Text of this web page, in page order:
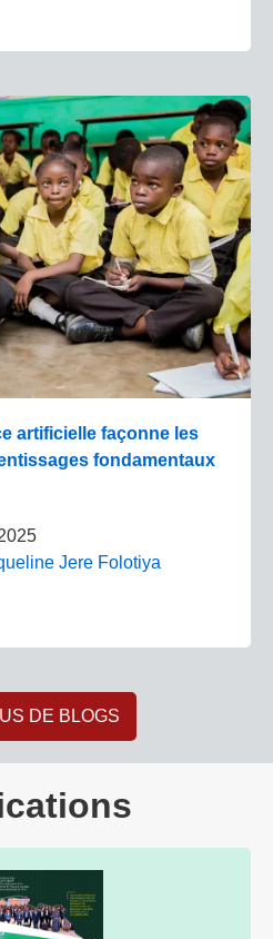
artificielle façonne les
fondamentaux
Jere Folotiya
DE BLOGS